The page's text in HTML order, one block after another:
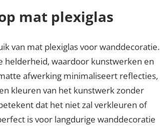
mat plexiglas
van mat plexiglas voor wanddecoratie.
helderheid, waardoor kunstwerken en
afwerking minimaliseert reflecties,
kleuren van het kunstwerk zonder
dat het niet zal verkleuren of
is voor langdurige wanddecoratie